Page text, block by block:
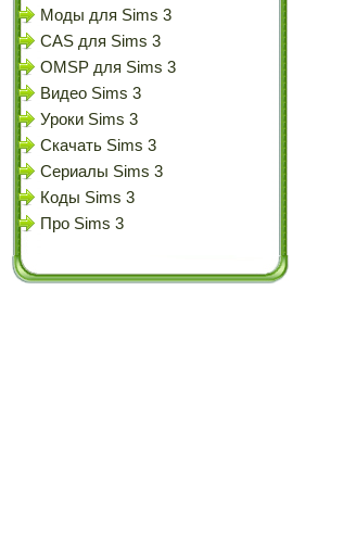
Моды для Sims 3
CAS для Sims 3
OMSP для Sims 3
Видео Sims 3
Уроки Sims 3
Скачать Sims 3
Сериалы Sims 3
Коды Sims 3
Про Sims 3